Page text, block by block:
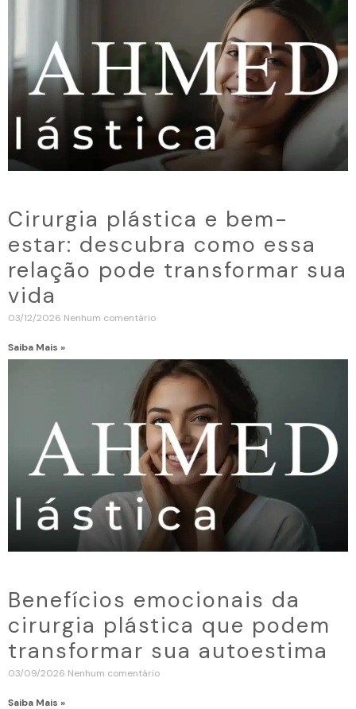
Cirurgia plástica e bem-
estar: descubra como essa
relação pode transformar sua
vida
03/12/2026 Nenhum comentário
Saiba Mais »
Benefícios emocionais da
cirurgia plástica que podem
transformar sua autoestima
03/09/2026 Nenhum comentário
Saiba Mais »